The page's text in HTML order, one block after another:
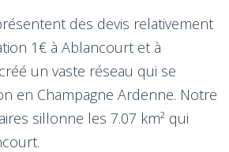
des devis relativement
1€ à Ablancourt et à
un vaste réseau qui se
en Champagne Ardenne. Notre
sillonne les 7.07 km² qui